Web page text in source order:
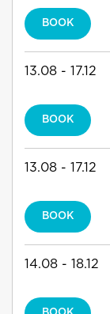
BOOK
13.08 - 17.12
BOOK
13.08 - 17.12
BOOK
14.08 - 18.12